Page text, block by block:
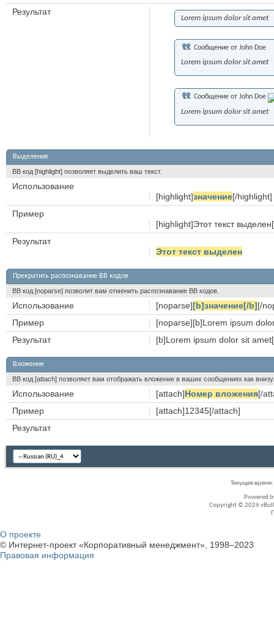
Lorem ipsum dolor sit amet
Сообщение от John Doe
Lorem ipsum dolor sit amet
Сообщение от John Doe
Lorem ipsum dolor sit amet
Результат
Выделение
BB код [highlight] позволяет выделить ваш текст.
Использование
[highlight]значение[/highlight]
Пример
[highlight]Этот текст
Результат
Этот текст выделен
Прекратить распознавание BB кодов
BB код [noparse] позволит вам отменить распознавание BB кодов.
[noparse][b]значение[/b][/
Использование
[noparse][b]Lorem ipsum
Пример
[b]Lorem ipsum dolor sit
Результат
Вложение
BB код [attach] позволяет вам отображать вложение в ваших сообщениях как
[attach]Номер вложения[/
Использование
[attach]12345[/attach]
Пример
Результат
Текущее время:
Powered
Copyright © 2026
О проекте
© Интернет-проект «Корпоративный менеджмент», 1998–2023
Правовая информация